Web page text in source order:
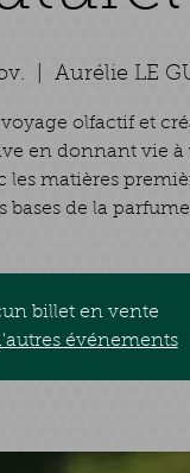
Aurélie LE
olfactif et
en donnant vie
les matières
billet en vente
événements